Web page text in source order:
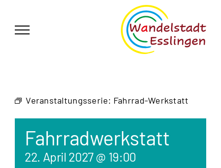
springen
Veranstaltungsserie: Fahrrad-Werkstatt
Fahrradwerkstatt
22. April 2027 @ 19:00